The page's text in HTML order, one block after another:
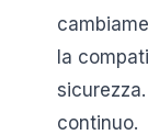
la
continuo.